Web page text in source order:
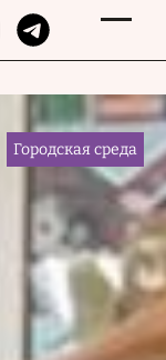
Городская среда